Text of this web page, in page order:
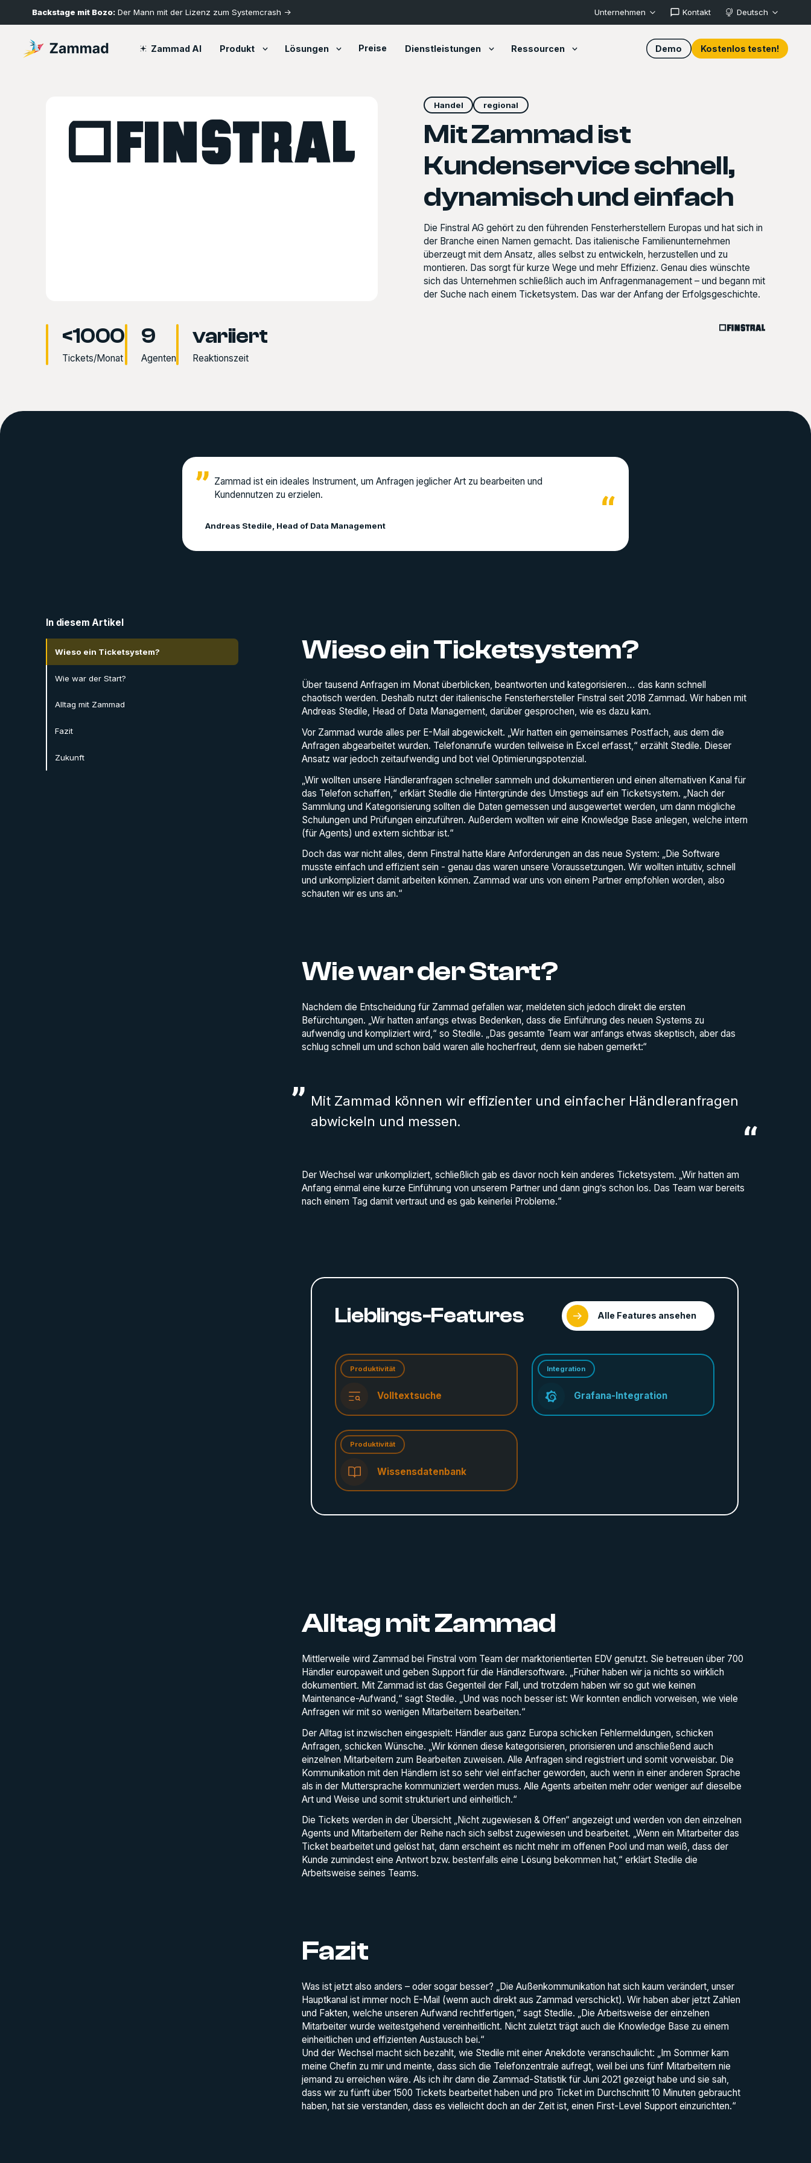
Backstage mit Bozo: Der Mann mit der Lizenz zum Systemcrash -> Unternehmen Kontakt Deutsch
Zammad AI Produkt Lösungen Preise Dienstleistungen Ressourcen Demo Kostenlos testen!
<1000
Tickets/Monat
9
Agenten
variiert
Reaktionszeit
Handel regional
Mit Zammad ist
Kundenservice schnell,
dynamisch und einfach
Die Finstral AG gehört zu den führenden Fensterherstellern Europas und hat sich in
der Branche einen Namen gemacht. Das italienische Familienunternehmen
überzeugt mit dem Ansatz, alles selbst zu entwickeln, herzustellen und zu
montieren. Das sorgt für kurze Wege und mehr Effizienz. Genau dies wünschte
sich das Unternehmen schließlich auch im Anfragenmanagement – und begann mit
der Suche nach einem Ticketsystem. Das war der Anfang der Erfolgsgeschichte.
Zammad ist ein ideales Instrument, um Anfragen jeglicher Art zu bearbeiten und
Kundennutzen zu erzielen.
Andreas Stedile, Head of Data Management
In diesem Artikel
Wieso ein Ticketsystem?
Wie war der Start?
Alltag mit Zammad
Fazit
Zukunft
Wieso ein Ticketsystem?
Über tausend Anfragen im Monat überblicken, beantworten und kategorisieren… das kann schnell
chaotisch werden. Deshalb nutzt der italienische Fensterhersteller Finstral seit 2018 Zammad. Wir haben mit
Andreas Stedile, Head of Data Management, darüber gesprochen, wie es dazu kam.
Vor Zammad wurde alles per E-Mail abgewickelt. „Wir hatten ein gemeinsames Postfach, aus dem die
Anfragen abgearbeitet wurden. Telefonanrufe wurden teilweise in Excel erfasst,“ erzählt Stedile. Dieser
Ansatz war jedoch zeitaufwendig und bot viel Optimierungspotenzial.
„Wir wollten unsere Händleranfragen schneller sammeln und dokumentieren und einen alternativen Kanal für
das Telefon schaffen,“ erklärt Stedile die Hintergründe des Umstiegs auf ein Ticketsystem. „Nach der
Sammlung und Kategorisierung sollten die Daten gemessen und ausgewertet werden, um dann mögliche
Schulungen und Prüfungen einzuführen. Außerdem wollten wir eine Knowledge Base anlegen, welche intern
(für Agents) und extern sichtbar ist.“
Doch das war nicht alles, denn Finstral hatte klare Anforderungen an das neue System: „Die Software
musste einfach und effizient sein - genau das waren unsere Voraussetzungen. Wir wollten intuitiv, schnell
und unkompliziert damit arbeiten können. Zammad war uns von einem Partner empfohlen worden, also
schauten wir es uns an.“
Wie war der Start?
Nachdem die Entscheidung für Zammad gefallen war, meldeten sich jedoch direkt die ersten
Befürchtungen. „Wir hatten anfangs etwas Bedenken, dass die Einführung des neuen Systems zu
aufwendig und kompliziert wird,“ so Stedile. „Das gesamte Team war anfangs etwas skeptisch, aber das
schlug schnell um und schon bald waren alle hocherfreut, denn sie haben gemerkt:“
Mit Zammad können wir effizienter und einfacher Händleranfragen
abwickeln und messen.
Der Wechsel war unkompliziert, schließlich gab es davor noch kein anderes Ticketsystem. „Wir hatten am
Anfang einmal eine kurze Einführung von unserem Partner und dann ging’s schon los. Das Team war bereits
nach einem Tag damit vertraut und es gab keinerlei Probleme.“
Lieblings-Features Alle Features ansehen
Produktivität
Volltextsuche
Integration
Grafana-Integration
Produktivität
Wissensdatenbank
Alltag mit Zammad
Mittlerweile wird Zammad bei Finstral vom Team der marktorientierten EDV genutzt. Sie betreuen über 700
Händler europaweit und geben Support für die Händlersoftware. „Früher haben wir ja nichts so wirklich
dokumentiert. Mit Zammad ist das Gegenteil der Fall, und trotzdem haben wir so gut wie keinen
Maintenance-Aufwand,“ sagt Stedile. „Und was noch besser ist: Wir konnten endlich vorweisen, wie viele
Anfragen wir mit so wenigen Mitarbeitern bearbeiten.“
Der Alltag ist inzwischen eingespielt: Händler aus ganz Europa schicken Fehlermeldungen, schicken
Anfragen, schicken Wünsche. „Wir können diese kategorisieren, priorisieren und anschließend auch
einzelnen Mitarbeitern zum Bearbeiten zuweisen. Alle Anfragen sind registriert und somit vorweisbar. Die
Kommunikation mit den Händlern ist so sehr viel einfacher geworden, auch wenn in einer anderen Sprache
als in der Muttersprache kommuniziert werden muss. Alle Agents arbeiten mehr oder weniger auf dieselbe
Art und Weise und somit strukturiert und einheitlich.“
Die Tickets werden in der Übersicht „Nicht zugewiesen & Offen“ angezeigt und werden von den einzelnen
Agents und Mitarbeitern der Reihe nach sich selbst zugewiesen und bearbeitet. „Wenn ein Mitarbeiter das
Ticket bearbeitet und gelöst hat, dann erscheint es nicht mehr im offenen Pool und man weiß, dass der
Kunde zumindest eine Antwort bzw. bestenfalls eine Lösung bekommen hat,“ erklärt Stedile die
Arbeitsweise seines Teams.
Fazit
Was ist jetzt also anders – oder sogar besser? „Die Außenkommunikation hat sich kaum verändert, unser
Hauptkanal ist immer noch E-Mail (wenn auch direkt aus Zammad verschickt). Wir haben aber jetzt Zahlen
und Fakten, welche unseren Aufwand rechtfertigen,“ sagt Stedile. „Die Arbeitsweise der einzelnen
Mitarbeiter wurde weitestgehend vereinheitlicht. Nicht zuletzt trägt auch die Knowledge Base zu einem
einheitlichen und effizienten Austausch bei.“
Und der Wechsel macht sich bezahlt, wie Stedile mit einer Anekdote veranschaulicht: „Im Sommer kam
meine Chefin zu mir und meinte, dass sich die Telefonzentrale aufregt, weil bei uns fünf Mitarbeitern nie
jemand zu erreichen wäre. Als ich ihr dann die Zammad-Statistik für Juni 2021 gezeigt habe und sie sah,
dass wir zu fünft über 1500 Tickets bearbeitet haben und pro Ticket im Durchschnitt 10 Minuten gebraucht
haben, hat sie verstanden, dass es vielleicht doch an der Zeit ist, einen First-Level Support einzurichten.“